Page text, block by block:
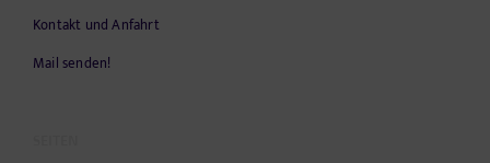
Kontakt und Anfahrt
Mail senden!